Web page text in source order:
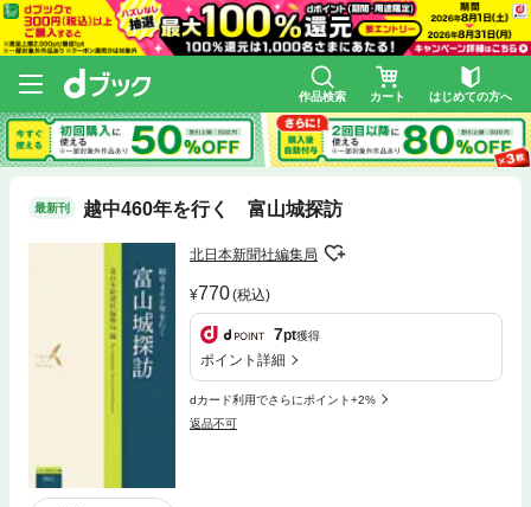
作品検索 カート はじめての方へ
最新刊 越中460年を行く 富山城探訪
北日本新聞社編集局
770(税込)
7pt獲得
ポイント詳細
dカード利用でさらにポイント+2%
返品不可